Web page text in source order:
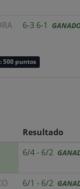
6-3 6-1
500 puntos
Resultado
6/4 - 6/2
6/1 - 6/2